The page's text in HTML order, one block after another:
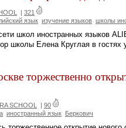
| 321
язык изучение языков школы
школ иностранных языков
школы Елена Круглая в гостях
торжественно
SCHOOL | 90
иностранный язык Беркович